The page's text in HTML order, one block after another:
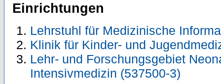
Einrichtungen
Lehrstuhl für Medizinische
Klinik für Kinder- und
Lehr- und Forschungsgebiet
Intensivmedizin (537500-3)